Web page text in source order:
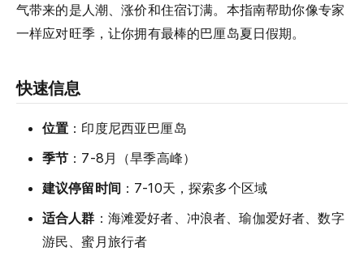
气带来的是人潮、涨价和住宿订满。本指南帮助你像专家
一样应对旺季，让你拥有最棒的巴厘岛夏日假期。
快速信息
位置 ：印度尼西亚巴厘岛
季节 ：7-8月（旱季高峰）
建议停留时间 ：7-10天，探索多个区域
适合人群 ：海滩爱好者、冲浪者、瑜伽爱好者、数字
游民、蜜月旅行者